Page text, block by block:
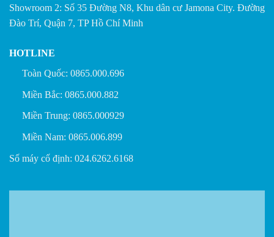
Showroom 2: Số 35 Đường N8, Khu dân cư Jamona City. Đường
Đào Trí, Quận 7, TP Hồ Chí Minh
HOTLINE
Toàn Quốc: 0865.000.696
Miền Bắc: 0865.000.882
Miền Trung: 0865.000929
Miền Nam: 0865.006.899
Số máy cố định: 024.6262.6168